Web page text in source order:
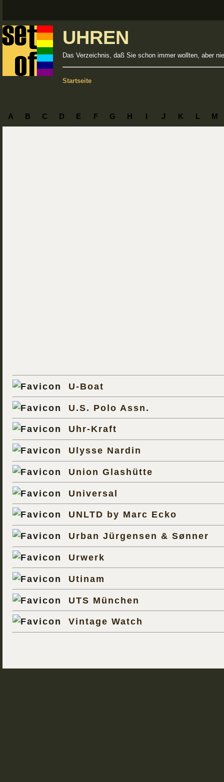
UHREN
Das Verzeichnis, daß Sie schon immer wollten, aber
Startseite
A B C D E F G H I J K L M
U-Boat
U.S. Polo Assn.
Uhr-Kraft
Ulysse Nardin
Union Glashütte
Universal
UNLTD by Marc Ecko
Urban Jürgensen & Sønner
Urwerk
Utinam
UTS München
Vintage Watch